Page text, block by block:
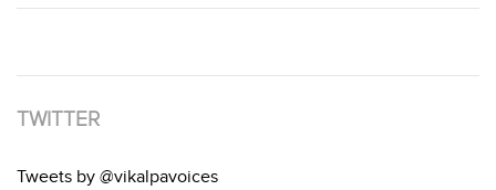
TWITTER
Tweets by @vikalpavoices